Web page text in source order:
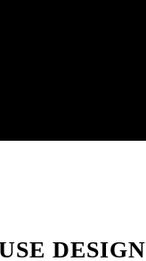
DESIGN